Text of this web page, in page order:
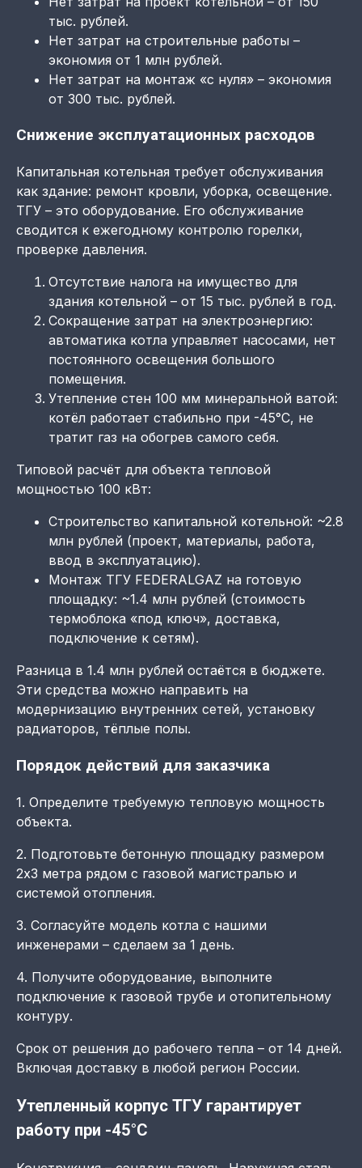
тыс. рублей.
Нет затрат на строительные работы –
экономия от 1 млн рублей.
Нет затрат на монтаж «с нуля» – экономия
от 300 тыс. рублей.
Снижение эксплуатационных расходов
Капитальная котельная требует обслуживания
как здание: ремонт кровли, уборка, освещение.
ТГУ – это оборудование. Его обслуживание
сводится к ежегодному контролю горелки,
проверке давления.
Отсутствие налога на имущество для
здания котельной – от 15 тыс. рублей в год.
Сокращение затрат на электроэнергию:
автоматика котла управляет насосами, нет
постоянного освещения большого
помещения.
Утепление стен 100 мм минеральной ватой:
котёл работает стабильно при -45°C, не
тратит газ на обогрев самого себя.
Типовой расчёт для объекта тепловой
мощностью 100 кВт:
Строительство капитальной котельной: ~2.8
млн рублей (проект, материалы, работа,
ввод в эксплуатацию).
Монтаж ТГУ FEDERALGAZ на готовую
площадку: ~1.4 млн рублей (стоимость
термоблока «под ключ», доставка,
подключение к сетям).
Разница в 1.4 млн рублей остаётся в бюджете.
Эти средства можно направить на
модернизацию внутренних сетей, установку
радиаторов, тёплые полы.
Порядок действий для заказчика
1. Определите требуемую тепловую мощность
объекта.
2. Подготовьте бетонную площадку размером
2х3 метра рядом с газовой магистралью и
системой отопления.
3. Согласуйте модель котла с нашими
инженерами – сделаем за 1 день.
4. Получите оборудование, выполните
подключение к газовой трубе и отопительному
контуру.
Срок от решения до рабочего тепла – от 14 дней.
Включая доставку в любой регион России.
Утепленный корпус ТГУ гарантирует
работу при -45°C